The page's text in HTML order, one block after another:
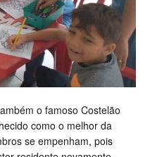
o famoso Costelão
como o melhor da
se empenham, pois